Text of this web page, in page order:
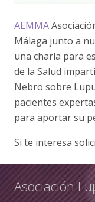
AEMMA
Málaga junto a
una charla para
de la Salud
Nebro sobre
pacientes
para aportar su
Si te interesa
Asociación